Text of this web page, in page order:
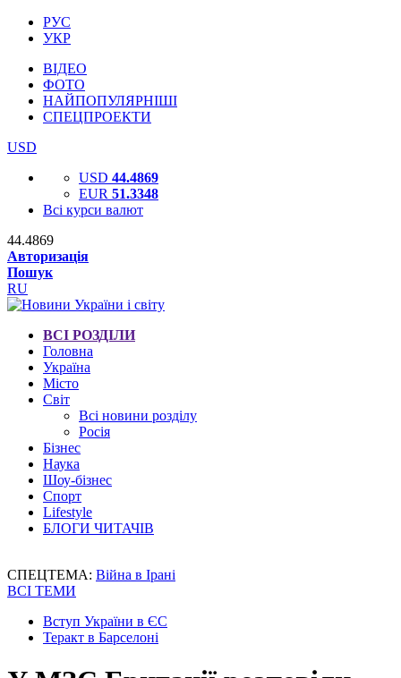
РУС
УКР
ВІДЕО
ФОТО
НАЙПОПУЛЯРНІШІ
СПЕЦПРОЕКТИ
USD
USD 44.4869
EUR 51.3348
Всі курси валют
44.4869
Авторизація
Пошук
RU
ВСІ РОЗДІЛИ
Головна
Україна
Місто
Світ
Всі новини розділу
Росія
Бізнес
Наука
Шоу-бізнес
Спорт
Lifestyle
БЛОГИ ЧИТАЧІВ
СПЕЦТЕМА: Війна в Ірані
ВСІ ТЕМИ
Вступ України в ЄС
Теракт в Барселоні